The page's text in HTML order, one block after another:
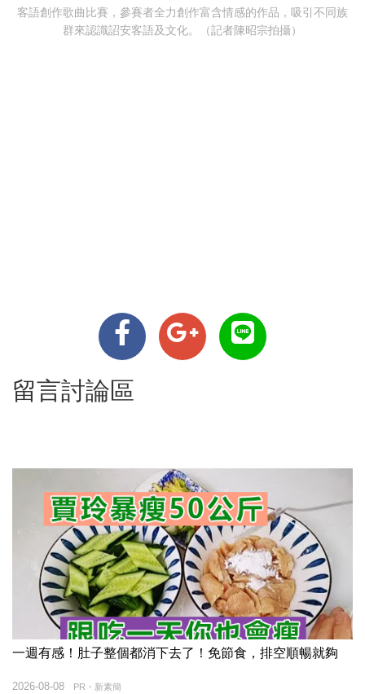
客語創作歌曲比賽，參賽者全力創作富含情感的作品，吸引不同族
群來認識詔安客語及文化。（記者陳昭宗拍攝）
留言討論區
一週有感！肚子整個都消下去了！免節食，排空順暢就夠
PR・新素簡
2026-08-08